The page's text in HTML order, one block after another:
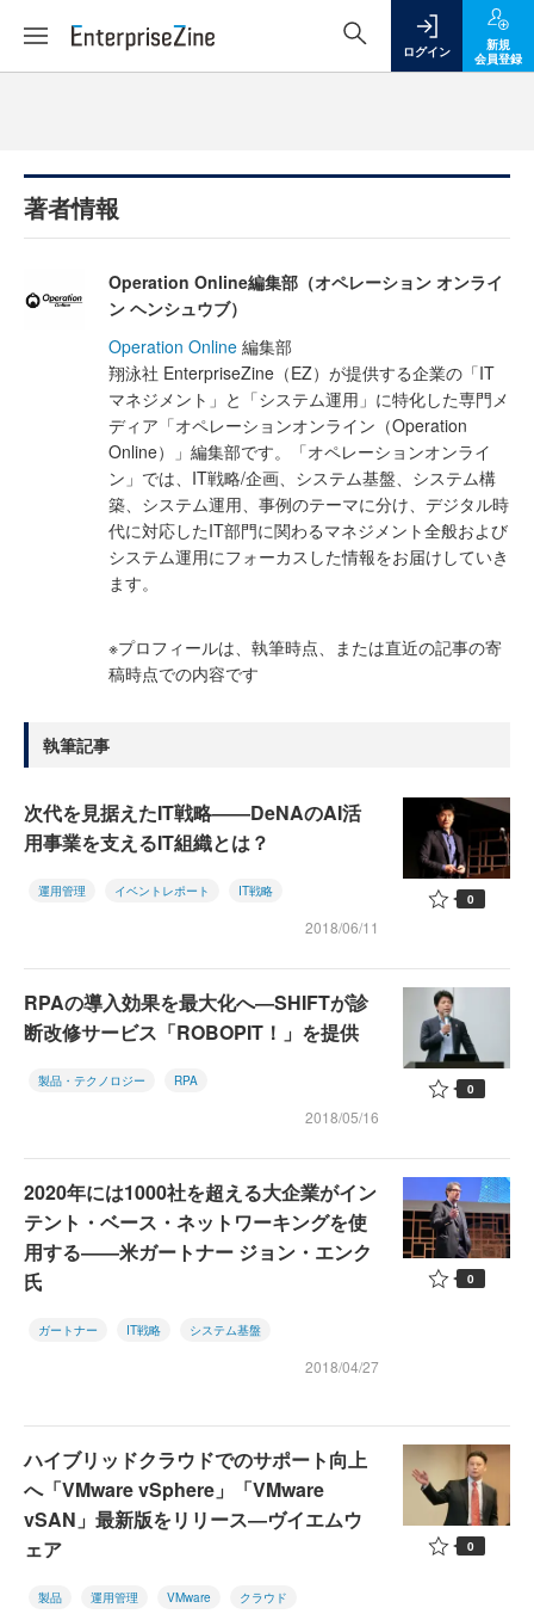
ログイン
新規
会員登録
著者情報
Operation Online編集部（オペレーション オンライ
ン ヘンシュウブ）
Operation Online 編集部
翔泳社 EnterpriseZine（EZ）が提供する企業の「IT
マネジメント」と「システム運用」に特化した専門メ
ディア「オペレーションオンライン（Operation
Online）」編集部です。「オペレーションオンライ
ン」では、IT戦略/企画、システム基盤、システム構
築、システム運用、事例のテーマに分け、デジタル時
代に対応したIT部門に関わるマネジメント全般および
システム運用にフォーカスした情報をお届けしていき
ます。
※プロフィールは、執筆時点、または直近の記事の寄
稿時点での内容です
執筆記事
次代を見据えたIT戦略――DeNAのAI活
用事業を支えるIT組織とは？
運用管理 イベントレポート IT戦略
2018/06/11
0
RPAの導入効果を最大化へ―SHIFTが診
断改修サービス「ROBOPIT！」を提供
製品・テクノロジー RPA
2018/05/16
0
2020年には1000社を超える大企業がイン
テント・ベース・ネットワーキングを使
用する――米ガートナー ジョン・エンク
氏
ガートナー IT戦略 システム基盤
2018/04/27
0
ハイブリッドクラウドでのサポート向上
へ「VMware vSphere」「VMware
vSAN」最新版をリリース―ヴイエムウ
ェア
製品 運用管理 VMware クラウド
0